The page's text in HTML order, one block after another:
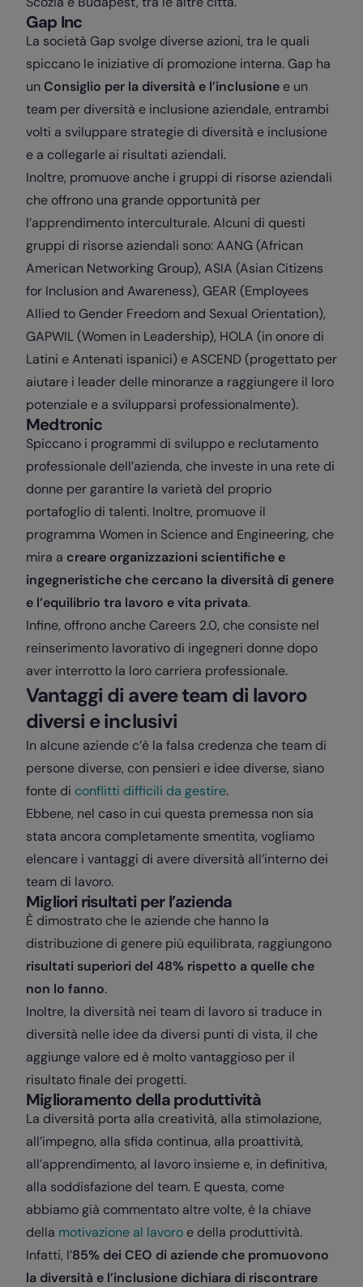
Gap Inc
La società Gap svolge diverse azioni, tra le quali
spiccano le iniziative di promozione interna. Gap ha
un Consiglio per la diversità e l’inclusione e un
team per diversità e inclusione aziendale, entrambi
volti a sviluppare strategie di diversità e inclusione
e a collegarle ai risultati aziendali.
Inoltre, promuove anche i gruppi di risorse aziendali
che offrono una grande opportunità per
l’apprendimento interculturale. Alcuni di questi
gruppi di risorse aziendali sono: AANG (African
American Networking Group), ASIA (Asian Citizens
for Inclusion and Awareness), GEAR (Employees
Allied to Gender Freedom and Sexual Orientation),
GAPWIL (Women in Leadership), HOLA (in onore di
Latini e Antenati ispanici) e ASCEND (progettato per
aiutare i leader delle minoranze a raggiungere il loro
potenziale e a svilupparsi professionalmente).
Medtronic
Spiccano i programmi di sviluppo e reclutamento
professionale dell’azienda, che investe in una rete di
donne per garantire la varietà del proprio
portafoglio di talenti. Inoltre, promuove il
programma Women in Science and Engineering, che
mira a creare organizzazioni scientifiche e
ingegneristiche che cercano la diversità di genere
e l’equilibrio tra lavoro e vita privata.
Infine, offrono anche Careers 2.0, che consiste nel
reinserimento lavorativo di ingegneri donne dopo
aver interrotto la loro carriera professionale.
Vantaggi di avere team di lavoro
diversi e inclusivi
In alcune aziende c’è la falsa credenza che team di
persone diverse, con pensieri e idee diverse, siano
fonte di conflitti difficili da gestire.
Ebbene, nel caso in cui questa premessa non sia
stata ancora completamente smentita, vogliamo
elencare i vantaggi di avere diversità all’interno dei
team di lavoro.
Migliori risultati per l’azienda
È dimostrato che le aziende che hanno la
distribuzione di genere più equilibrata, raggiungono
risultati superiori del 48% rispetto a quelle che
non lo fanno.
Inoltre, la diversità nei team di lavoro si traduce in
diversità nelle idee da diversi punti di vista, il che
aggiunge valore ed è molto vantaggioso per il
risultato finale dei progetti.
Miglioramento della produttività
La diversità porta alla creatività, alla stimolazione,
all’impegno, alla sfida continua, alla proattività,
all’apprendimento, al lavoro insieme e, in definitiva,
alla soddisfazione del team. E questa, come
abbiamo già commentato altre volte, è la chiave
della motivazione al lavoro e della produttività.
Infatti, l’85% dei CEO di aziende che promuovono
la diversità e l’inclusione dichiara di riscontrare